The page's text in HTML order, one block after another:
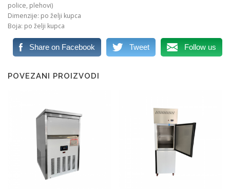
police, plehovi)
Dimenzije: po želji kupca
Boja: po želji kupca
Share on Facebook Tweet Follow us
POVEZANI PROIZVODI